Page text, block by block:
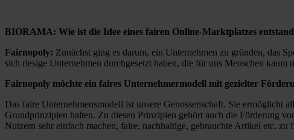
BIORAMA: Wie ist die Idee eines fairen Online-Marktplatzes
Fairnopoly: Zunächst ging es darum, ein Unternehmen zu gründen, das
sich riesige Unternehmen durchgesetzt haben, die für uns Menschen
Fairnopoly möchte ein faires Unternehmermodell mit gezielter
Das faire Unternehmensmodell ist unsere Genossenschaft. Sie
Grundprinzipien halten. Zu diesen Prinzipien gehört auch die Förderung
Nutzern sehr einfach machen, faire, nachhaltige, gebrauchte Artikel etc. zu